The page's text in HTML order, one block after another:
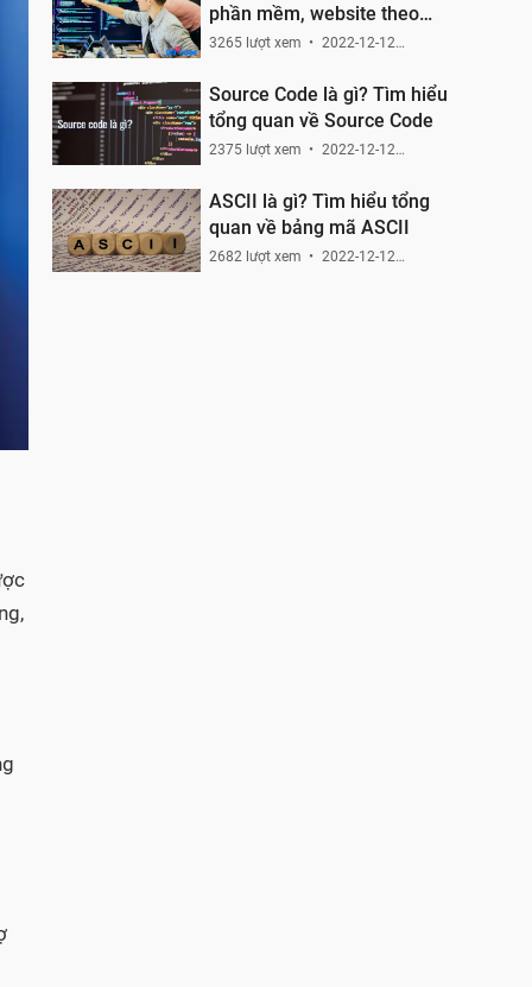
phần mềm, website theo
yêu cầu
3265 lượt xem
2022-12-12
Source Code là gì? Tìm hiểu
tổng quan về Source Code
2375 lượt xem
2022-12-12
ASCII là gì? Tìm hiểu tổng
quan về bảng mã ASCII
2682 lượt xem
2022-12-12